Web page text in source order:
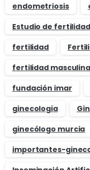
endometriosis
Estudio de fertilidad
fertilidad
fertilidad masculina
fundación imar
ginecologia
ginecólogo murcia
importantes-